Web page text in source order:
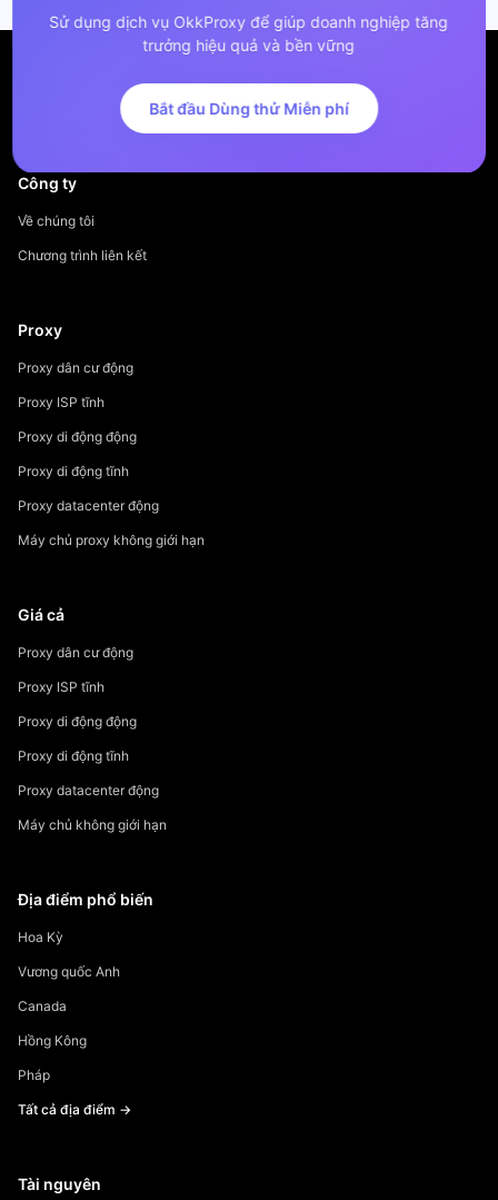
Sử dụng dịch vụ OkkProxy để giúp doanh nghiệp tăng
trưởng hiệu quả và bền vững
Bắt đầu Dùng thử Miễn phí
Công ty
Về chúng tôi
Chương trình liên kết
Proxy
Proxy dân cư động
Proxy ISP tĩnh
Proxy di động động
Proxy di động tĩnh
Proxy datacenter động
Máy chủ proxy không giới hạn
Giá cả
Proxy dân cư động
Proxy ISP tĩnh
Proxy di động động
Proxy di động tĩnh
Proxy datacenter động
Máy chủ không giới hạn
Địa điểm phổ biến
Hoa Kỳ
Vương quốc Anh
Canada
Hồng Kông
Pháp
Tất cả địa điểm →
Tài nguyên